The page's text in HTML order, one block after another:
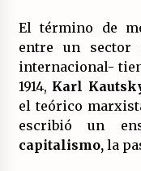
El término de
entre un sector
internacional-
1914, Karl
el teórico
escribió un
capitalismo,la